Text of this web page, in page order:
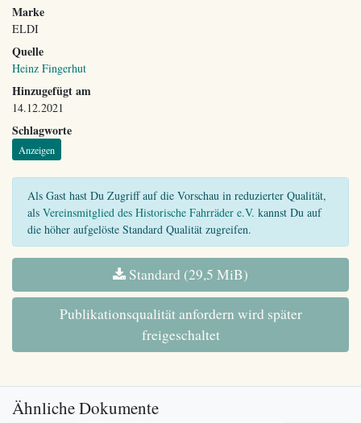
Marke
ELDI
Quelle
Heinz Fingerhut
Hinzugefügt am
14.12.2021
Schlagworte
Anzeigen
Als Gast hast Du Zugriff auf die Vorschau in reduzierter Qualität,
als Vereinsmitglied des Historische Fahrräder e.V. kannst Du auf
die höher aufgelöste Standard Qualität zugreifen.
Standard (29,5 MiB)
Publikationsqualität anfordern wird später
freigeschaltet
Ähnliche Dokumente